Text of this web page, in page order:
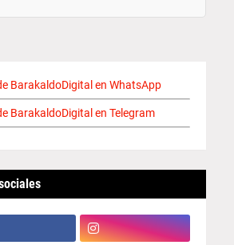
BarakaldoDigital en WhatsApp
BarakaldoDigital en Telegram